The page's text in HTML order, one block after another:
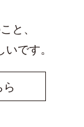
と、
です。